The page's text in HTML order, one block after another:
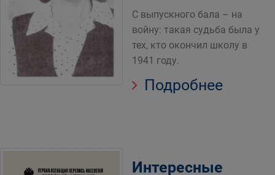
С выпускного бала – на
войну: такая судьба была у
тех, кто окончил школу в
1941 году.
Подробнее
Интересные